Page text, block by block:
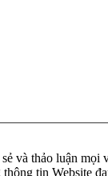
và thảo luận mọi
tin Website